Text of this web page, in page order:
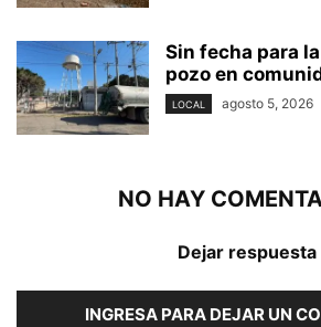
Sin fecha para
pozo en
LOCAL agosto 5, 2026
NO HAY
Dejar respuesta
INGRESA PARA DEJAR UN